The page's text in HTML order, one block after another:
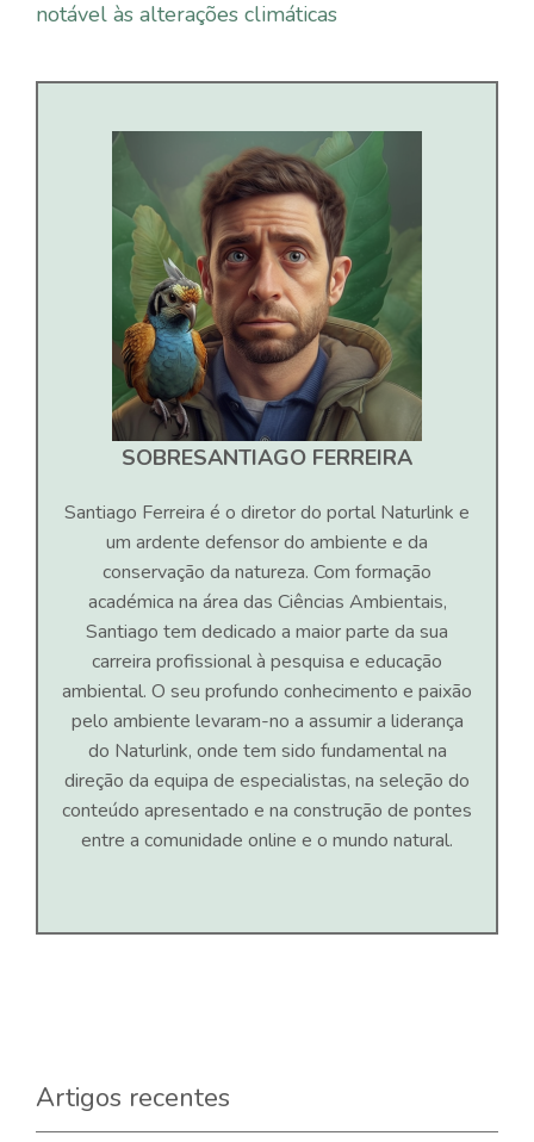
notável às alterações climáticas
SOBRESANTIAGO FERREIRA
Santiago Ferreira é o diretor do portal Naturlink e
um ardente defensor do ambiente e da
conservação da natureza. Com formação
académica na área das Ciências Ambientais,
Santiago tem dedicado a maior parte da sua
carreira profissional à pesquisa e educação
ambiental. O seu profundo conhecimento e paixão
pelo ambiente levaram-no a assumir a liderança
do Naturlink, onde tem sido fundamental na
direção da equipa de especialistas, na seleção do
conteúdo apresentado e na construção de pontes
entre a comunidade online e o mundo natural.
Artigos recentes